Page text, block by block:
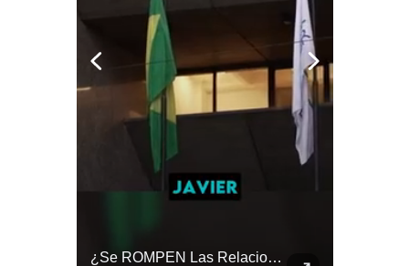
gestion.pe
¿Se ROMPEN Las Relaciones Entre Brasil Y Argentina? | Gestión Mundo